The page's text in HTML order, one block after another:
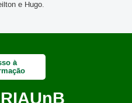
e Hugo.
à